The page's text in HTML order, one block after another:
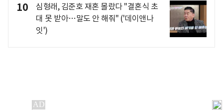
10
심형래, 김준호 재혼 몰랐다 "결혼식 초
대 못 받아…말도 안 해줘" ('데이앤나
잇')